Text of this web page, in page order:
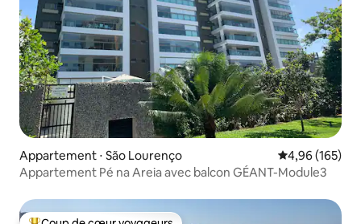
Appartement ⋅ São Lourenço Évaluation
4,96 (165)
Appartement Pé na Areia avec balcon GÉANT-Module3